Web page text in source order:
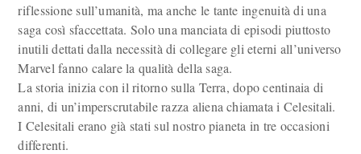
riflessione sull’umanità, ma anche le tante ingenuità di una
saga così sfaccettata. Solo una manciata di episodi piuttosto
inutili dettati dalla necessità di collegare gli eterni all’universo
Marvel fanno calare la qualità della saga.
La storia inizia con il ritorno sulla Terra, dopo centinaia di
anni, di un’imperscrutabile razza aliena chiamata i Celesitali.
I Celesitali erano già stati sul nostro pianeta in tre occasioni
differenti.